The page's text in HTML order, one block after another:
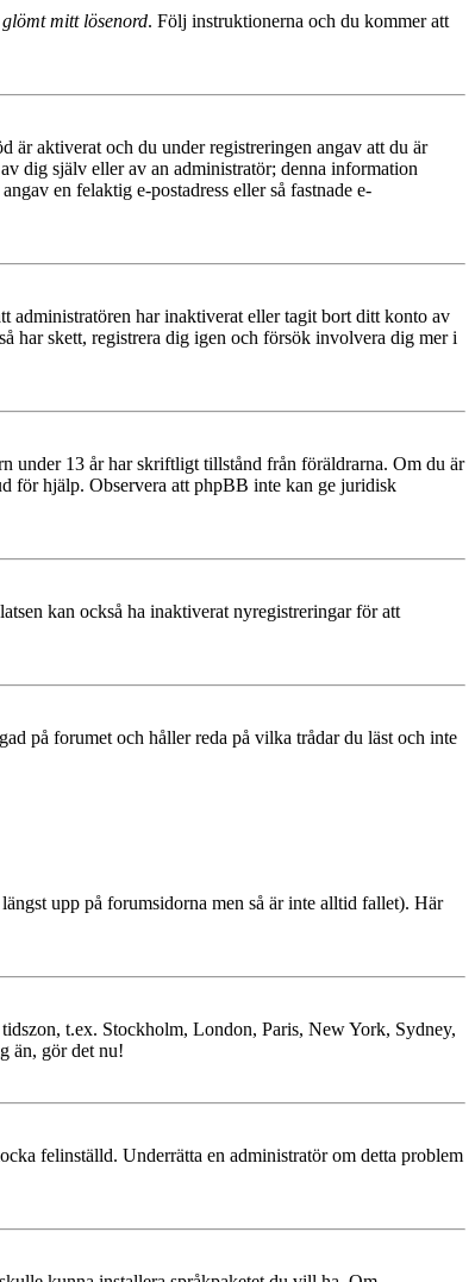
mitt lösenord. Följ instruktionerna och du kommer att
är aktiverat och du under registreringen angav att du är
dig själv eller av an administratör; denna information
en felaktig e-postadress eller så fastnade e-
administratören har inaktiverat eller tagit bort ditt konto av
har skett, registrera dig igen och försök involvera dig mer i
under 13 år har skriftligt tillstånd från föräldrarna. Om du är
för hjälp. Observera att phpBB inte kan ge juridisk
kan också ha inaktiverat nyregistreringar för att
på forumet och håller reda på vilka trådar du läst och inte
upp på forumsidorna men så är inte alltid fallet). Här
t.ex. Stockholm, London, Paris, New York, Sydney,
än, gör det nu!
felinställd. Underrätta en administratör om detta problem